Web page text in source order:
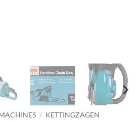
/ KETTINGZAGEN